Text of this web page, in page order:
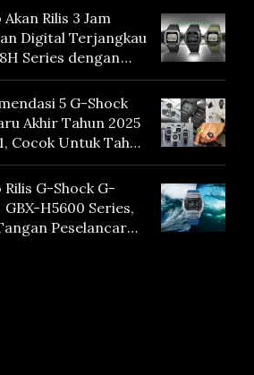
Akan Rilis 3 Jam
Digital Terjangkau
Series dengan
Baterai 10 Tahun
Vibration
5 G-Shock
Akhir Tahun 2025
Cocok Untuk Tahun
Rilis G-Shock G-
H5600 Series,
Peselancar